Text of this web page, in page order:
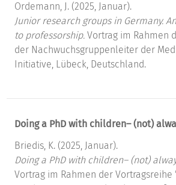
Ordemann, J. (2025, Januar).
Junior research groups in Germany.
to professorship. Vortrag im Rahmen
der Nachwuchsgruppenleiter der
Initiative, Lübeck, Deutschland.
Doing a PhD with children– (not)
Briedis, K. (2025, Januar).
Doing a PhD with children– (not)
Vortrag im Rahmen der Vortragsreihe